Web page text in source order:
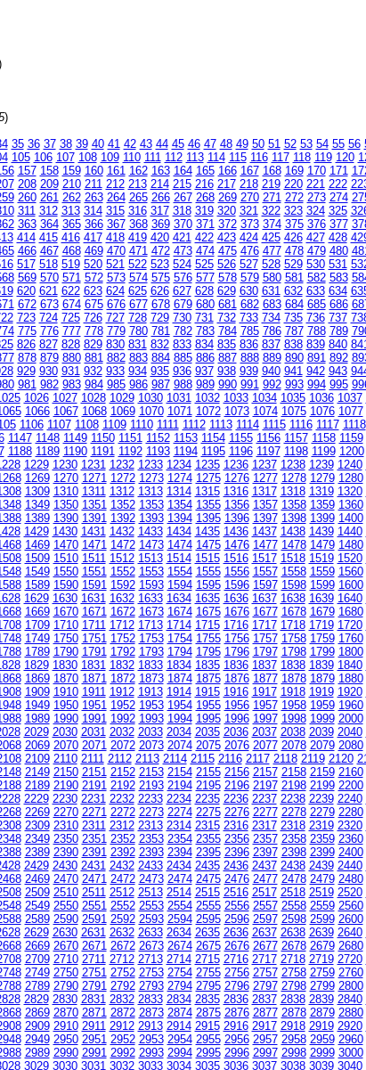
)
35 36 37 38 39 40 41 42 43 44 45 46 47 48 49 50 51 52 53 54 55 56
105 106 107 108 109 110 111 112 113 114 115 116 117 118 119 120
157 158 159 160 161 162 163 164 165 166 167 168 169 170 171
208 209 210 211 212 213 214 215 216 217 218 219 220 221 222
260 261 262 263 264 265 266 267 268 269 270 271 272 273 274
311 312 313 314 315 316 317 318 319 320 321 322 323 324 325
363 364 365 366 367 368 369 370 371 372 373 374 375 376 377
414 415 416 417 418 419 420 421 422 423 424 425 426 427 428
466 467 468 469 470 471 472 473 474 475 476 477 478 479 480
517 518 519 520 521 522 523 524 525 526 527 528 529 530 531
569 570 571 572 573 574 575 576 577 578 579 580 581 582 583
620 621 622 623 624 625 626 627 628 629 630 631 632 633 634
672 673 674 675 676 677 678 679 680 681 682 683 684 685 686
723 724 725 726 727 728 729 730 731 732 733 734 735 736 737
775 776 777 778 779 780 781 782 783 784 785 786 787 788 789
826 827 828 829 830 831 832 833 834 835 836 837 838 839 840
878 879 880 881 882 883 884 885 886 887 888 889 890 891 892
929 930 931 932 933 934 935 936 937 938 939 940 941 942 943
981 982 983 984 985 986 987 988 989 990 991 992 993 994 995
1026 1027 1028 1029 1030 1031 1032 1033 1034 1035 1036 1037
1066 1067 1068 1069 1070 1071 1072 1073 1074 1075 1076 1077
1106 1107 1108 1109 1110 1111 1112 1113 1114 1115 1116 1117 1118
1147 1148 1149 1150 1151 1152 1153 1154 1155 1156 1157 1158 1159
1188 1189 1190 1191 1192 1193 1194 1195 1196 1197 1198 1199 1200
1229 1230 1231 1232 1233 1234 1235 1236 1237 1238 1239 1240
1269 1270 1271 1272 1273 1274 1275 1276 1277 1278 1279 1280
1309 1310 1311 1312 1313 1314 1315 1316 1317 1318 1319 1320
1349 1350 1351 1352 1353 1354 1355 1356 1357 1358 1359 1360
1389 1390 1391 1392 1393 1394 1395 1396 1397 1398 1399 1400
1429 1430 1431 1432 1433 1434 1435 1436 1437 1438 1439 1440
1469 1470 1471 1472 1473 1474 1475 1476 1477 1478 1479 1480
1509 1510 1511 1512 1513 1514 1515 1516 1517 1518 1519 1520
1549 1550 1551 1552 1553 1554 1555 1556 1557 1558 1559 1560
1589 1590 1591 1592 1593 1594 1595 1596 1597 1598 1599 1600
1629 1630 1631 1632 1633 1634 1635 1636 1637 1638 1639 1640
1669 1670 1671 1672 1673 1674 1675 1676 1677 1678 1679 1680
1709 1710 1711 1712 1713 1714 1715 1716 1717 1718 1719 1720
1749 1750 1751 1752 1753 1754 1755 1756 1757 1758 1759 1760
1789 1790 1791 1792 1793 1794 1795 1796 1797 1798 1799 1800
1829 1830 1831 1832 1833 1834 1835 1836 1837 1838 1839 1840
1869 1870 1871 1872 1873 1874 1875 1876 1877 1878 1879 1880
1909 1910 1911 1912 1913 1914 1915 1916 1917 1918 1919 1920
1949 1950 1951 1952 1953 1954 1955 1956 1957 1958 1959 1960
1989 1990 1991 1992 1993 1994 1995 1996 1997 1998 1999 2000
2029 2030 2031 2032 2033 2034 2035 2036 2037 2038 2039 2040
2069 2070 2071 2072 2073 2074 2075 2076 2077 2078 2079 2080
2109 2110 2111 2112 2113 2114 2115 2116 2117 2118 2119 2120
2149 2150 2151 2152 2153 2154 2155 2156 2157 2158 2159 2160
2189 2190 2191 2192 2193 2194 2195 2196 2197 2198 2199 2200
2229 2230 2231 2232 2233 2234 2235 2236 2237 2238 2239 2240
2269 2270 2271 2272 2273 2274 2275 2276 2277 2278 2279 2280
2309 2310 2311 2312 2313 2314 2315 2316 2317 2318 2319 2320
2349 2350 2351 2352 2353 2354 2355 2356 2357 2358 2359 2360
2389 2390 2391 2392 2393 2394 2395 2396 2397 2398 2399 2400
2429 2430 2431 2432 2433 2434 2435 2436 2437 2438 2439 2440
2469 2470 2471 2472 2473 2474 2475 2476 2477 2478 2479 2480
2509 2510 2511 2512 2513 2514 2515 2516 2517 2518 2519 2520
2549 2550 2551 2552 2553 2554 2555 2556 2557 2558 2559 2560
2589 2590 2591 2592 2593 2594 2595 2596 2597 2598 2599 2600
2629 2630 2631 2632 2633 2634 2635 2636 2637 2638 2639 2640
2669 2670 2671 2672 2673 2674 2675 2676 2677 2678 2679 2680
2709 2710 2711 2712 2713 2714 2715 2716 2717 2718 2719 2720
2749 2750 2751 2752 2753 2754 2755 2756 2757 2758 2759 2760
2789 2790 2791 2792 2793 2794 2795 2796 2797 2798 2799 2800
2829 2830 2831 2832 2833 2834 2835 2836 2837 2838 2839 2840
2869 2870 2871 2872 2873 2874 2875 2876 2877 2878 2879 2880
2909 2910 2911 2912 2913 2914 2915 2916 2917 2918 2919 2920
2949 2950 2951 2952 2953 2954 2955 2956 2957 2958 2959 2960
2989 2990 2991 2992 2993 2994 2995 2996 2997 2998 2999 3000
3029 3030 3031 3032 3033 3034 3035 3036 3037 3038 3039 3040